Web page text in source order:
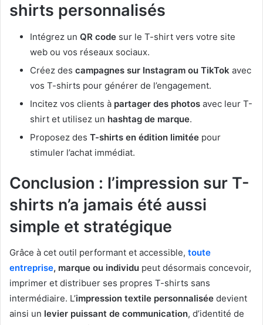
shirts personnalisés
Intégrez un QR code sur le T-shirt vers votre site
web ou vos réseaux sociaux.
Créez des campagnes sur Instagram ou TikTok avec
vos T-shirts pour générer de l’engagement.
Incitez vos clients à partager des photos avec leur T-
shirt et utilisez un hashtag de marque.
Proposez des T-shirts en édition limitée pour
stimuler l’achat immédiat.
Conclusion : l’impression sur T-
shirts n’a jamais été aussi
simple et stratégique
Grâce à cet outil performant et accessible, toute
entreprise, marque ou individu peut désormais concevoir,
imprimer et distribuer ses propres T-shirts sans
intermédiaire. L’impression textile personnalisée devient
ainsi un levier puissant de communication, d’identité de